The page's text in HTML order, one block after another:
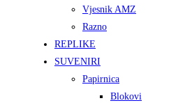
Vjesnik AMZ
Razno
REPLIKE
SUVENIRI
Papirnica
Blokovi